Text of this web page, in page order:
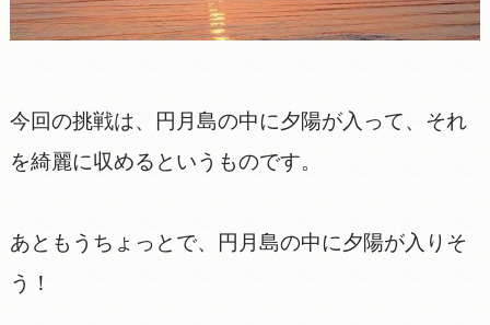
今回の挑戦は、円月島の中に夕陽が入って、それ
を綺麗に収めるというものです。
あともうちょっとで、円月島の中に夕陽が入りそ
う！